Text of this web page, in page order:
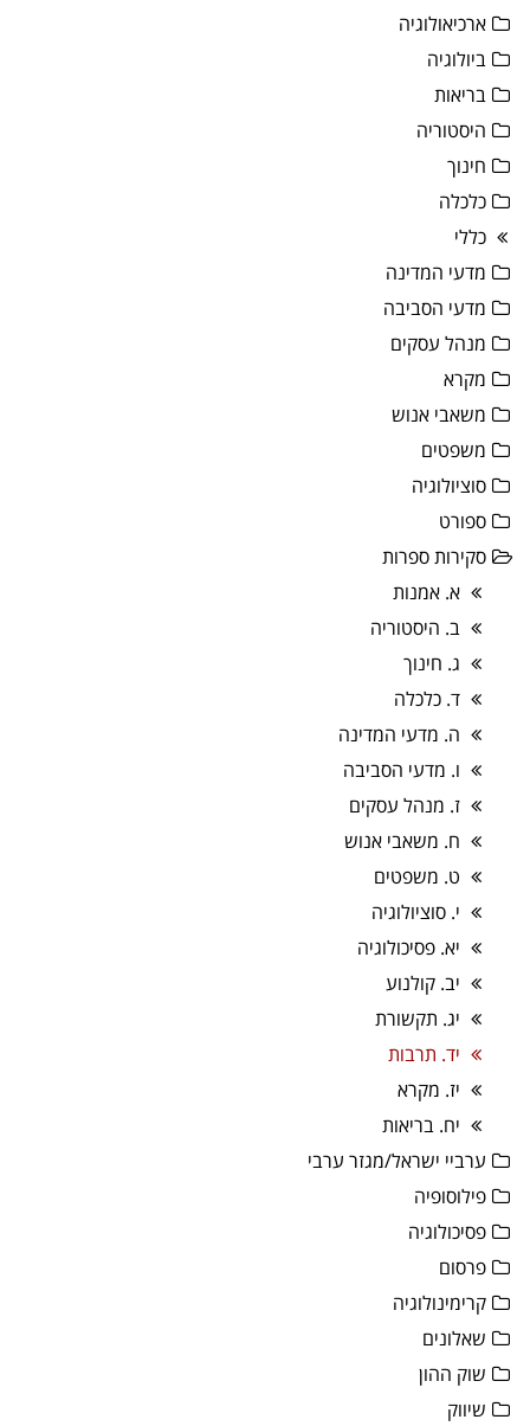
ארכיאולוגיה
ביולוגיה
בריאות
היסטוריה
חינוך
כלכלה
כללי
מדעי המדינה
מדעי הסביבה
מנהל עסקים
מקרא
משאבי אנוש
משפטים
סוציולוגיה
ספורט
סקירות ספרות
א. אמנות
ב. היסטוריה
ג. חינוך
ד. כלכלה
ה. מדעי המדינה
ו. מדעי הסביבה
ז. מנהל עסקים
ח. משאבי אנוש
ט. משפטים
י. סוציולוגיה
יא. פסיכולוגיה
יב. קולנוע
יג. תקשורת
יד. תרבות
יז. מקרא
יח. בריאות
ערביי ישראל/מגזר ערבי
פילוסופיה
פסיכולוגיה
פרסום
קרימינולוגיה
שאלונים
שוק ההון
שיווק